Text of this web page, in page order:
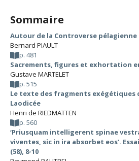
Sommaire
Autour de la Controverse pélagienne
Bernard PIAULT
p. 481
Sacrements, figures et exhortation
Gustave MARTELET
p. 515
Le texte des fragments exégétiques
Laodicée
Henri de RIEDMATTEN
p. 560
‘Priusquam intelligerent spinae
viventes, sic in ira absorbet eos’.
(58), 8-10